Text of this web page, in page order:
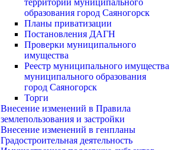
территории муниципального
образования город Саяногорск
Планы приватизации
Постановления ДАГН
Проверки муниципального
имущества
Реестр муниципального имущества
муниципального образования
город Саяногорск
Торги
Внесение изменений в Правила
землепользования и застройки
Внесение изменений в генпланы
Градостроительная деятельность